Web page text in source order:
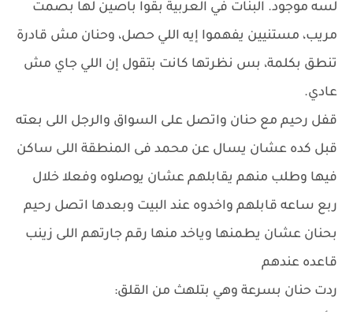
لسه موجود. البنات في العربية بقوا باصين لها بصمت
مريب، مستنيين يفهموا إيه اللي حصل، وحنان مش قادرة
تنطق بكلمة، بس نظرتها كانت بتقول إن اللي جاي مش
عادي.
قفل رحيم مع حنان واتصل على السواق والرجل اللى بعته
قبل كده عشان يسال عن محمد فى المنطقة اللى ساكن
فيها وطلب منهم يقابلهم عشان يوصلوه وفعلا خلال
ربع ساعه قابلهم واخدوه عند البيت وبعدها اتصل رحيم
بحنان عشان يطمنها وياخد منها رقم جارتهم اللى زينب
قاعده عندهم
ردت حنان بسرعة وهي بتلهث من القلق: